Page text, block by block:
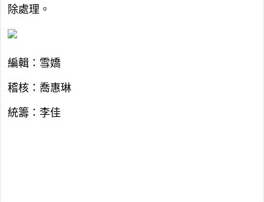
除處理。
編輯：雪嬌
稽核：喬惠琳
統籌：李佳